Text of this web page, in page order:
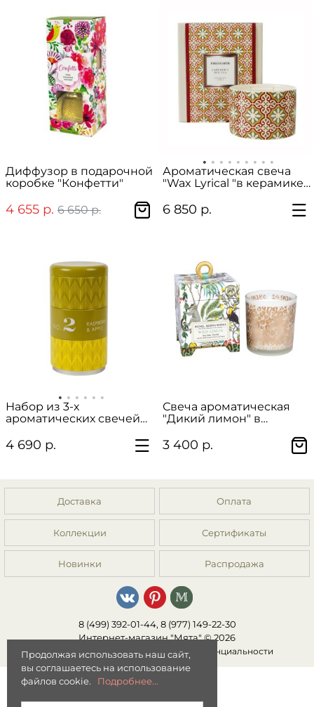
Диффузор в подарочной
коробке "Конфетти"
4 655 р. 6 650 р.
Ароматическая свеча
"Wax Lyrical "в керамике
6 850 р.
Набор из 3-х
ароматических свечей
4 690 р.
Свеча ароматическая
"Дикий лимон" в
3 400 р.
Доставка Оплата
Коллекции Сертификаты
Новинки Распродажа
8 (499) 392-01-44, 8 (977) 149-22-30
Интернет-магазин "Мята" © 2026
Публичная оферта|Политика конфиденциальности
Продолжая использовать наш сайт,
вы соглашаетесь на использование
файлов cookie.
Подробнее...